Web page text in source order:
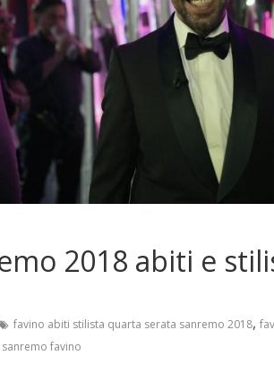
2018 abiti e
favino abiti stilista quarta serata sanremo 2018,
favino